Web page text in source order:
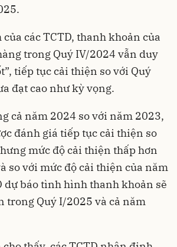
các TCTD, thanh khoản của
trong Quý IV/2024 vẫn duy
tiếp tục cải thiện so với Quý
đạt cao như kỳ vọng.
cả năm 2024 so với năm 2023,
đánh giá tiếp tục cải thiện so
mức độ cải thiện thấp hơn
so với mức độ cải thiện của năm
dự báo tình hình thanh khoản sẽ
trong Quý I/2025 và cả năm